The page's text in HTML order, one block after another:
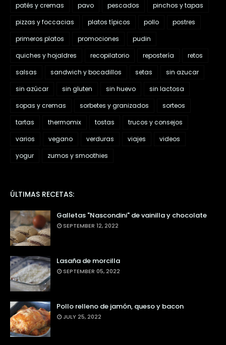
patés y cremas
pavo pescados
pinchos y tapas
pizzas y foccacias
platos típicos pollo
postres
primeros platos
promociones
pudin
quiches y hojaldres
recopilatorio repostería
retos
salsas
sandwich y bocadillos setas
sin azucar
sin azúcar
sin gluten sin huevo
sin lactosa
sopas y cremas
sorbetes y granizados
sorteos
tartas
thermomix tostas
trucos y consejos
varios
vegano verduras viajes
videos
yogur
zumos y smoothies
ÚLTIMAS RECETAS:
Galletas "Nascondini" de vainilla y chocolate
SEPTEMBER 12, 2022
Lasaña de morcilla
SEPTEMBER 05, 2022
Pollo relleno de jamón, queso y bacon
JULY 25, 2022